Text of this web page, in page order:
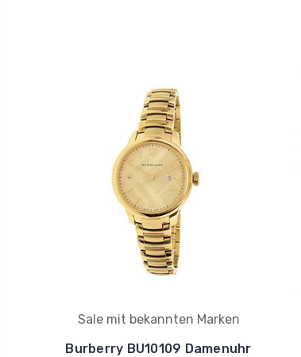
Sale mit bekannten Marken
Burberry BU10109 Damenuhr